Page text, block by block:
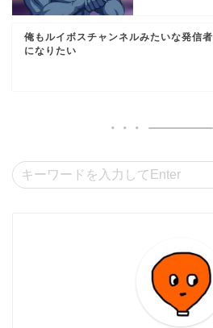
俺もルイボスチャンネルみたいな発信者
になりたい